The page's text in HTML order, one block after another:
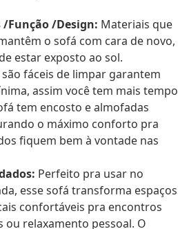
Função /Design: Materiais que
o sofá com cara de novo,
estar exposto ao sol.
fáceis de limpar garantem
assim você tem mais tempo
tem encosto e almofadas
o máximo conforto pra
fiquem bem à vontade nas
Perfeito pra usar no
esse sofá transforma espaços
confortáveis pra encontros
ou relaxamento pessoal. O